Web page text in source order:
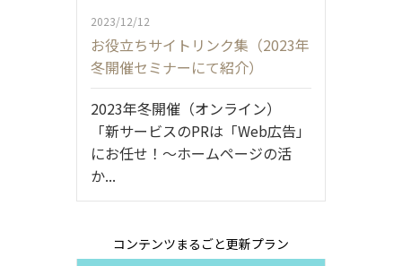
2023/12/12
お役立ちサイトリンク集（2023年
冬開催セミナーにて紹介）
2023年冬開催（オンライン）
「新サービスのPRは「Web広告」
にお任せ！～ホームページの活
か...
コンテンツまるごと更新プラン